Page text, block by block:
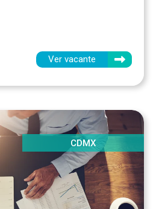
Ver vacante
CDMX